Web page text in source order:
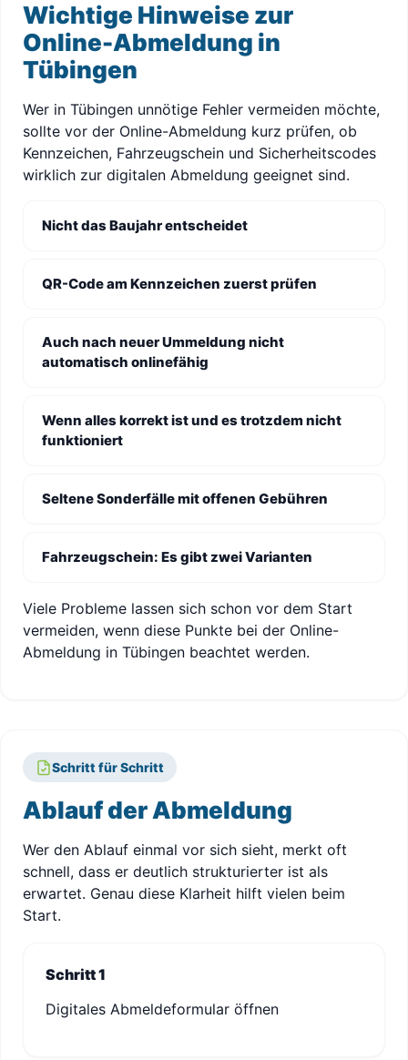
Wichtige Hinweise zur
Online-Abmeldung in
Tübingen
Wer in Tübingen unnötige Fehler vermeiden möchte,
sollte vor der Online-Abmeldung kurz prüfen, ob
Kennzeichen, Fahrzeugschein und Sicherheitscodes
wirklich zur digitalen Abmeldung geeignet sind.
Nicht das Baujahr entscheidet
QR-Code am Kennzeichen zuerst prüfen
Auch nach neuer Ummeldung nicht
automatisch onlinefähig
Wenn alles korrekt ist und es trotzdem nicht
funktioniert
Seltene Sonderfälle mit offenen Gebühren
Fahrzeugschein: Es gibt zwei Varianten
Viele Probleme lassen sich schon vor dem Start
vermeiden, wenn diese Punkte bei der Online-
Abmeldung in Tübingen beachtet werden.
Schritt für Schritt
Ablauf der Abmeldung
Wer den Ablauf einmal vor sich sieht, merkt oft
schnell, dass er deutlich strukturierter ist als
erwartet. Genau diese Klarheit hilft vielen beim
Start.
Schritt 1
Digitales Abmeldeformular öffnen